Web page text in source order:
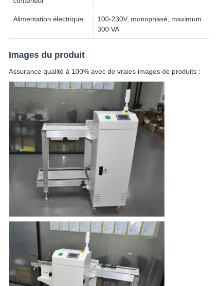
Alimentation électrique
100-230V, monophasé, maximum
300 VA
Images du produit
Assurance qualité à 100% avec de vraies images de produits :